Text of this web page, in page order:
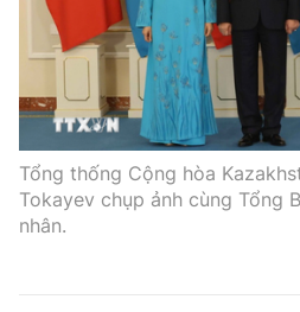
Tổng thống Cộng hòa
Tokayev chụp ảnh cùng Tổng
nhân.